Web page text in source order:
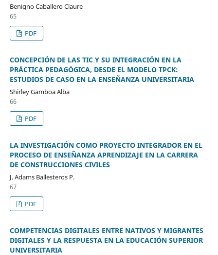
Benigno Caballero Claure
65
PDF
CONCEPCIÓN DE LAS TIC Y SU INTEGRACIÓN EN LA
PRÁCTICA PEDAGÓGICA, DESDE EL MODELO TPCK:
ESTUDIOS DE CASO EN LA ENSEÑANZA UNIVERSITARIA
Shirley Gamboa Alba
66
PDF
LA INVESTIGACIÓN COMO PROYECTO INTEGRADOR EN EL
PROCESO DE ENSEÑANZA APRENDIZAJE EN LA CARRERA
DE CONSTRUCCIONES CIVILES
J. Adams Ballesteros P.
67
PDF
COMPETENCIAS DIGITALES ENTRE NATIVOS Y MIGRANTES
DIGITALES Y LA RESPUESTA EN LA EDUCACIÓN SUPERIOR
UNIVERSITARIA